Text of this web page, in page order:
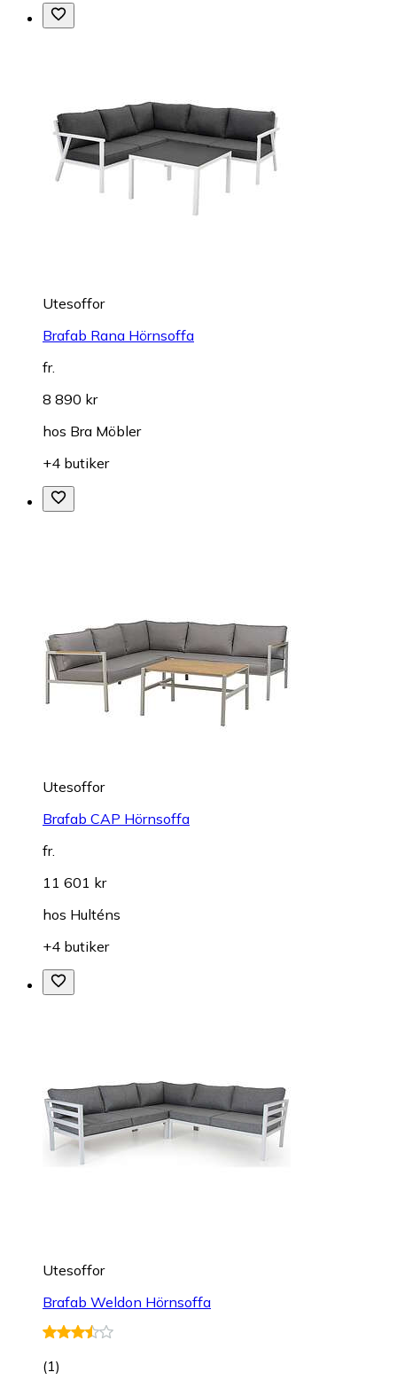
Utesoffor
Brafab Rana Hörnsoffa
fr.
8 890 kr
hos Bra Möbler
+4 butiker
Utesoffor
Brafab CAP Hörnsoffa
fr.
11 601 kr
hos Hulténs
+4 butiker
Utesoffor
Brafab Weldon Hörnsoffa
(1)